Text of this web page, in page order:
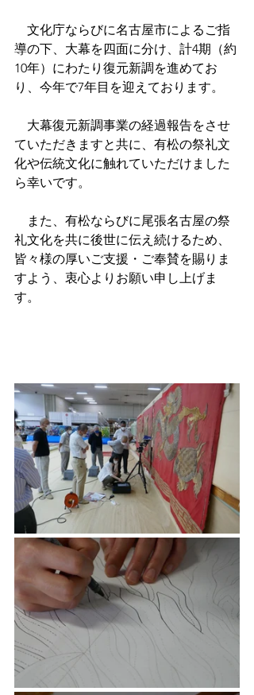
文化庁ならびに名古屋市によるご指
導の下、大幕を四面に分け、計4期（約
10年）にわたり復元新調を進めてお
り、今年で7年目を迎えております。
大幕復元新調事業の経過報告をさせ
ていただきますと共に、有松の祭礼文
化や伝統文化に触れていただけました
ら幸いです。
また、有松ならびに尾張名古屋の祭
礼文化を共に後世に伝え続けるため、
皆々様の厚いご支援・ご奉賛を賜りま
すよう、衷心よりお願い申し上げま
す。